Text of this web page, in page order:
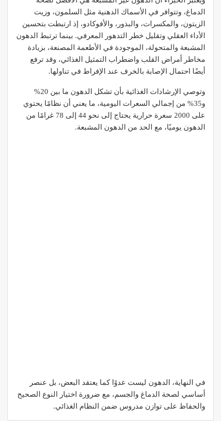
الدماغ، وتتوافر في الأسماك الدهنية مثل السلمون، وزيت
الزيتون، والمكسرات، والبذور، والأفوكادو، إذ ارتبطت بتحسين
الأداء العقلي وتقليل خطر التدهور المعرفي. بينما ترتبط الدهون
المشبعة والمتحولة، الموجودة في الأطعمة المصنعة، بزيادة
مخاطر أمراض القلب واضطراب التمثيل الغذائي، وقد ترفع
أيضًا احتمال الإصابة بالخرف عند الإفراط في تناولها.
وتوصي الإرشادات الغذائية بأن تشكل الدهون ما بين 20%
و35% من إجمالي السعرات اليومية، ما يعني أن نظامًا يحتوي
على 2000 سعرة حرارية يحتاج إلى نحو 44 إلى 78 غرامًا من
الدهون يوميًا، مع الحد من الدهون المشبعة.
في النهاية، الدهون ليست عدوًا كما يعتقد البعض، بل عنصر
أساسي لصحة الدماغ والجسم، مع ضرورة اختيار النوع الصحيح
والحفاظ على توازن مدروس ضمن النظام الغذائي.